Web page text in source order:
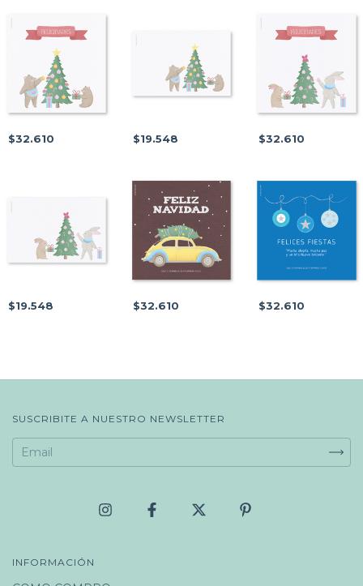
$32.610 $19.548 $32.610
$19.548 $32.610 $32.610
SUSCRIBITE A NUESTRO NEWSLETTER
INFORMACIÓN